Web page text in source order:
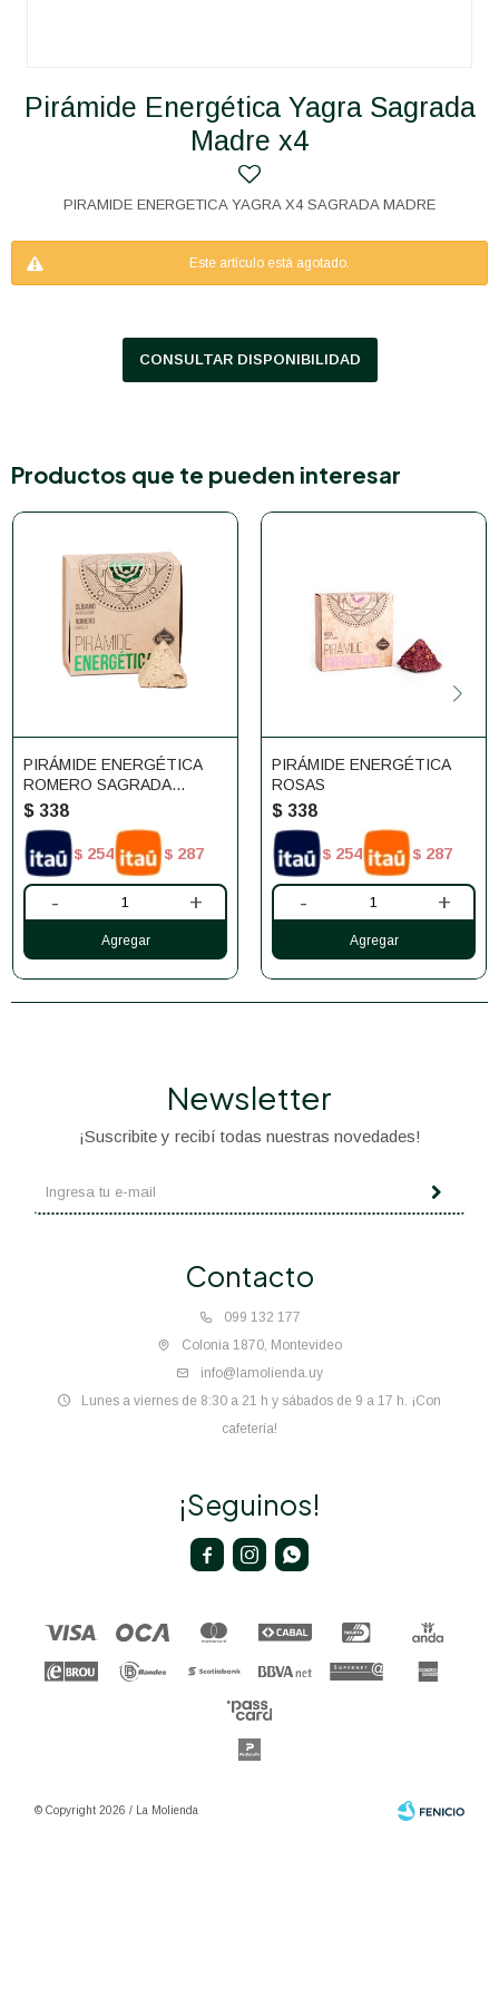
Pirámide Energética Yagra Sagrada
Madre x4
PIRAMIDE ENERGETICA YAGRA X4 SAGRADA MADRE
Este artículo está agotado.
CONSULTAR DISPONIBILIDAD
Productos que te pueden interesar
PIRÁMIDE ENERGÉTICA
ROMERO SAGRADA
MADRE X4
$ 338
$ 254 $ 287
- +
PIRÁMIDE ENERGÉTICA
ROSAS
$ 338
$ 254 $ 287
- +
Contacto
099 132 177
Colonia 1870, Montevideo
info@lamolienda.uy
Lunes a viernes de 8:30 a 21 h y sábados de 9 a 17 h. ¡Con
cafetería!
Newsletter
¡Suscribite y recibí todas nuestras novedades!
¡Seguinos!
  
© Copyright 2026 / La Molienda